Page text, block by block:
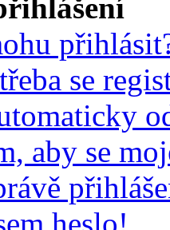
se
aby se